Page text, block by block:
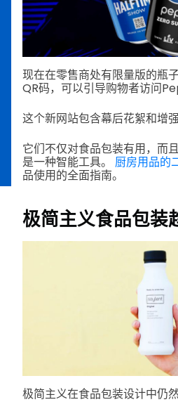
现在在零售商处有限量版的瓶
QR码，可以引导购物者访问
这个新网站包含幕后花絮和增
它们不仅对食品包装有用，而
是一种智能工具。 厨房用品的
品使用的全面指南。
极简主义食品包装
极简主义在食品包装设计中仍